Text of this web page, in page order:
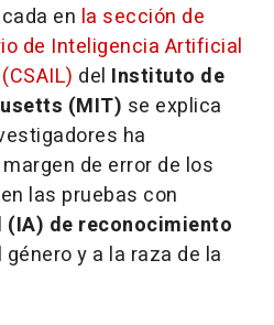
en la sección de
de Inteligencia Artificial
del Instituto de
(MIT) se explica
ha
de error de los
las pruebas con
de reconocimiento
y a la raza de la